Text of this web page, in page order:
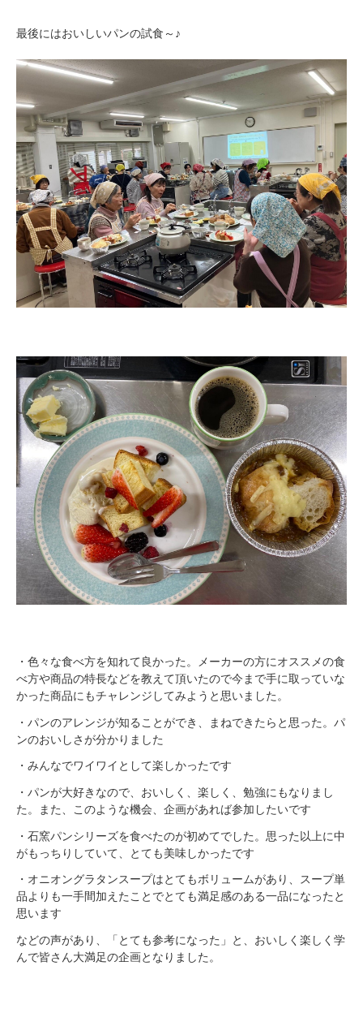
最後にはおいしいパンの試食～♪
・色々な食べ方を知れて良かった。メーカーの方にオススメの食
べ方や商品の特長などを教えて頂いたので今まで手に取っていな
かった商品にもチャレンジしてみようと思いました。
・パンのアレンジが知ることができ、まねできたらと思った。パ
ンのおいしさが分かりました
・みんなでワイワイとして楽しかったです
・パンが大好きなので、おいしく、楽しく、勉強にもなりまし
た。また、このような機会、企画があれば参加したいです
・石窯パンシリーズを食べたのが初めてでした。思った以上に中
がもっちりしていて、とても美味しかったです
・オニオングラタンスープはとてもボリュームがあり、スープ単
品よりも一手間加えたことでとても満足感のある一品になったと
思います
などの声があり、「とても参考になった」と、おいしく楽しく学
んで皆さん大満足の企画となりました。